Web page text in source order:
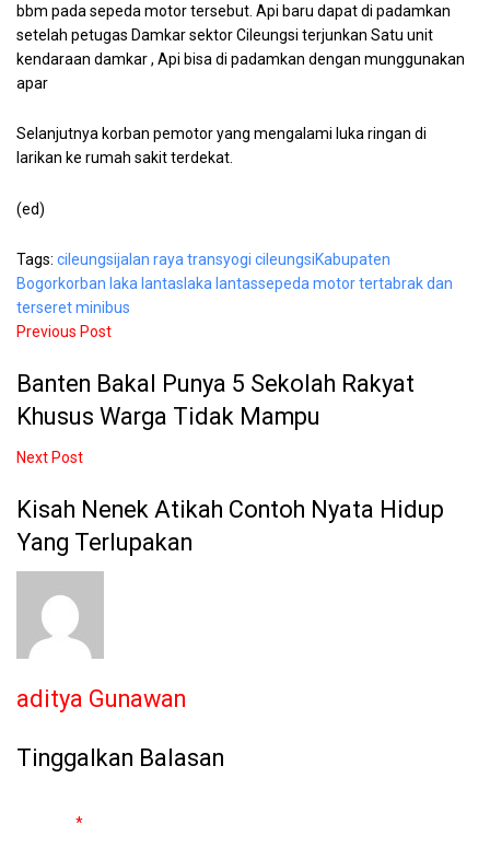
bbm pada sepeda motor tersebut. Api baru dapat di padamkan
setelah petugas Damkar sektor Cileungsi terjunkan Satu unit
kendaraan damkar , Api bisa di padamkan dengan munggunakan
apar
Selanjutnya korban pemotor yang mengalami luka ringan di
larikan ke rumah sakit terdekat.
(ed)
Tags: cileungsijalan raya transyogi cileungsiKabupaten
Bogorkorban laka lantas laka lantassepeda motor tertabrak dan
terseret minibus
Previous Post
Banten Bakal Punya 5 Sekolah Rakyat
Khusus Warga Tidak Mampu
Next Post
Kisah Nenek Atikah Contoh Nyata Hidup
Yang Terlupakan
aditya Gunawan
Tinggalkan Balasan
*